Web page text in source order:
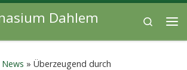
Dahlem
Search
» Überzeugend durch